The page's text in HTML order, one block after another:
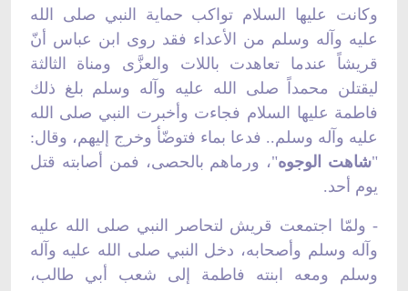
وكانت عليها السلام تواكب حماية النبي صلى الله
عليه وآله وسلم من الأعداء فقد روى ابن عباس أنّ
قريشاً عندما تعاهدت باللات والعزَّى ومناة الثالثة
ليقتلن محمداً صلى الله عليه وآله وسلم بلغ ذلك
فاطمة عليها السلام فجاءت وأخبرت النبي صلى الله
عليه وآله وسلم.. فدعا بماء فتوضّأ وخرج إليهم، وقال:
"شاهت الوجوه"، ورماهم بالحصى، فمن أصابته قتل
يوم أحد.
- ولمّا اجتمعت قريش لتحاصر النبي صلى الله عليه
وآله وسلم وأصحابه، دخل النبي صلى الله عليه وآله
وسلم ومعه ابنته فاطمة إلى شعب أبي طالب،